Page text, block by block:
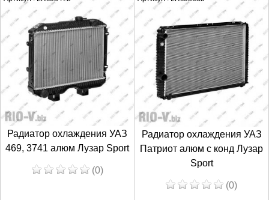
Радиатор охлаждения УАЗ
469, 3741 алюм Лузар Sport
(0)
Радиатор охлаждения УАЗ
Патриот алюм с конд Лузар
Sport
(0)